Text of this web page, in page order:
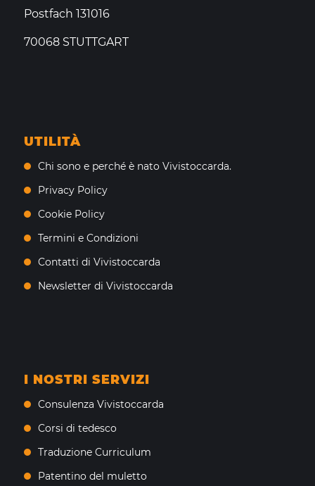
Postfach 131016
70068 STUTTGART
UTILITÀ
Chi sono e perché è nato Vivistoccarda.
Privacy Policy
Cookie Policy
Termini e Condizioni
Contatti di Vivistoccarda
Newsletter di Vivistoccarda
I NOSTRI SERVIZI
Consulenza Vivistoccarda
Corsi di tedesco
Traduzione Curriculum
Patentino del muletto